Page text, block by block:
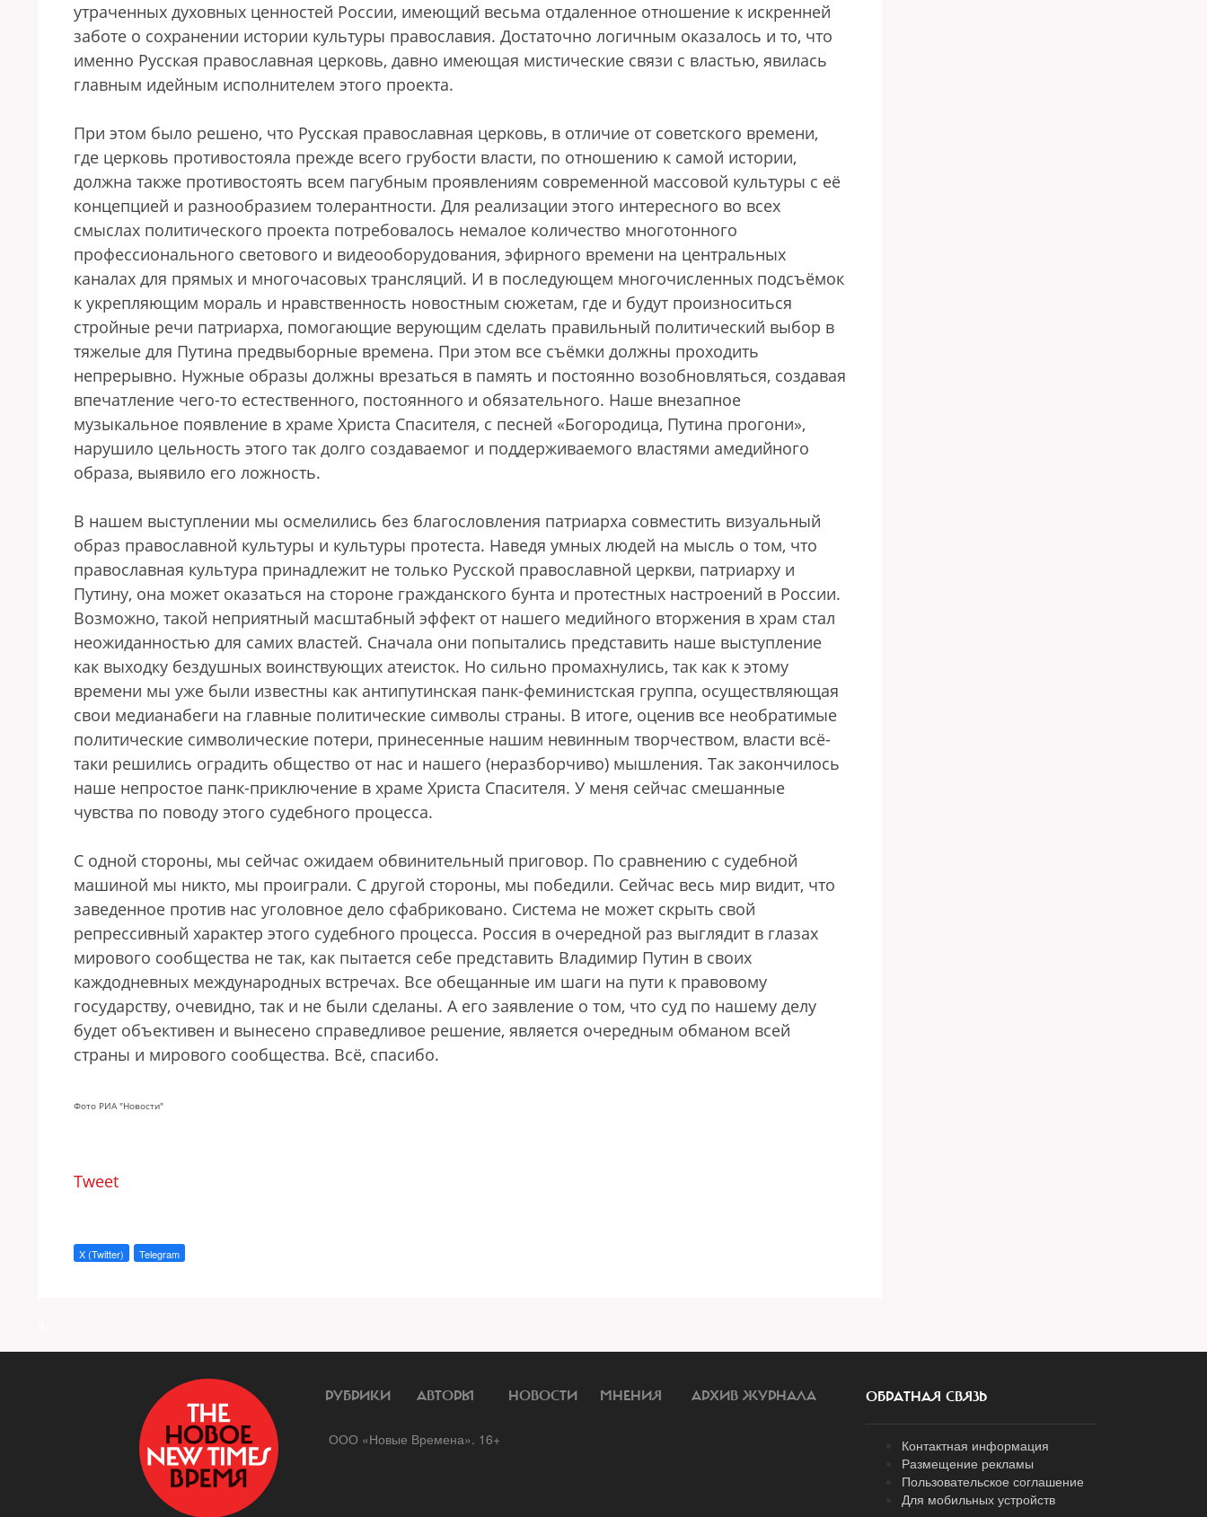
утраченных духовных ценностей России, имеющий весьма отдаленное отношение к искренней
заботе о сохранении истории культуры православия. Достаточно логичным оказалось и то, что
именно Русская православная церковь, давно имеющая мистические связи с властью, явилась
главным идейным исполнителем этого проекта.
При этом было решено, что Русская православная церковь, в отличие от советского времени,
где церковь противостояла прежде всего грубости власти, по отношению к самой истории,
должна также противостоять всем пагубным проявлениям современной массовой культуры с её
концепцией и разнообразием толерантности. Для реализации этого интересного во всех
смыслах политического проекта потребовалось немалое количество многотонного
профессионального светового и видеооборудования, эфирного времени на центральных
каналах для прямых и многочасовых трансляций. И в последующем многочисленных подсъёмок
к укрепляющим мораль и нравственность новостным сюжетам, где и будут произноситься
стройные речи патриарха, помогающие верующим сделать правильный политический выбор в
тяжелые для Путина предвыборные времена. При этом все съёмки должны проходить
непрерывно. Нужные образы должны врезаться в память и постоянно возобновляться, создавая
впечатление чего-то естественного, постоянного и обязательного. Наше внезапное
музыкальное появление в храме Христа Спасителя, с песней «Богородица, Путина прогони»,
нарушило цельность этого так долго создаваемог и поддерживаемого властями амедийного
образа, выявило его ложность.
В нашем выступлении мы осмелились без благословления патриарха совместить визуальный
образ православной культуры и культуры протеста. Наведя умных людей на мысль о том, что
православная культура принадлежит не только Русской православной церкви, патриарху и
Путину, она может оказаться на стороне гражданского бунта и протестных настроений в России.
Возможно, такой неприятный масштабный эффект от нашего медийного вторжения в храм стал
неожиданностью для самих властей. Сначала они попытались представить наше выступление
как выходку бездушных воинствующих атеисток. Но сильно промахнулись, так как к этому
времени мы уже были известны как антипутинская панк-феминистская группа, осуществляющая
свои медианабеги на главные политические символы страны. В итоге, оценив все необратимые
политические символические потери, принесенные нашим невинным творчеством, власти всё-
таки решились оградить общество от нас и нашего (неразборчиво) мышления. Так закончилось
наше непростое панк-приключение в храме Христа Спасителя. У меня сейчас смешанные
чувства по поводу этого судебного процесса.
С одной стороны, мы сейчас ожидаем обвинительный приговор. По сравнению с судебной
машиной мы никто, мы проиграли. С другой стороны, мы победили. Сейчас весь мир видит, что
заведенное против нас уголовное дело сфабриковано. Система не может скрыть свой
репрессивный характер этого судебного процесса. Россия в очередной раз выглядит в глазах
мирового сообщества не так, как пытается себе представить Владимир Путин в своих
каждодневных международных встречах. Все обещанные им шаги на пути к правовому
государству, очевидно, так и не были сделаны. А его заявление о том, что суд по нашему делу
будет объективен и вынесено справедливое решение, является очередным обманом всей
страны и мирового сообщества. Всё, спасибо.
Фото РИА "Новости"
Tweet
X (Twitter) Telegram
РУБРИКИ АВТОРЫ НОВОСТИ МНЕНИЯ АРХИВ ЖУРНАЛА
ООО «Новые Времена». 16+
ОБРАТНАЯ СВЯЗЬ
Контактная информация
Размещение рекламы
Пользовательское соглашение
Для мобильных устройств